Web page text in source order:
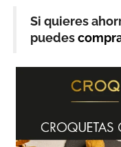
Si quieres
puedes